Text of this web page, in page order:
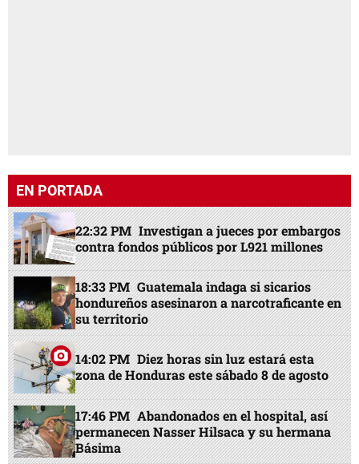
EN PORTADA
22:32 PM Investigan a jueces por embargos
contra fondos públicos por L921 millones
18:33 PM Guatemala indaga si sicarios
hondureños asesinaron a narcotraficante en
su territorio
14:02 PM Diez horas sin luz estará esta
zona de Honduras este sábado 8 de agosto
17:46 PM Abandonados en el hospital, así
permanecen Nasser Hilsaca y su hermana
Básima